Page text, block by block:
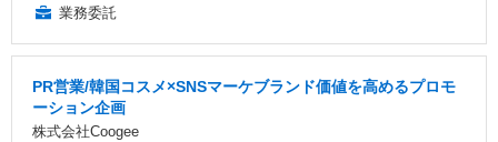
業務委託
PR営業/韓国コスメ×SNSマーケブランド価値を高めるプロモ
ーション企画
株式会社Coogee